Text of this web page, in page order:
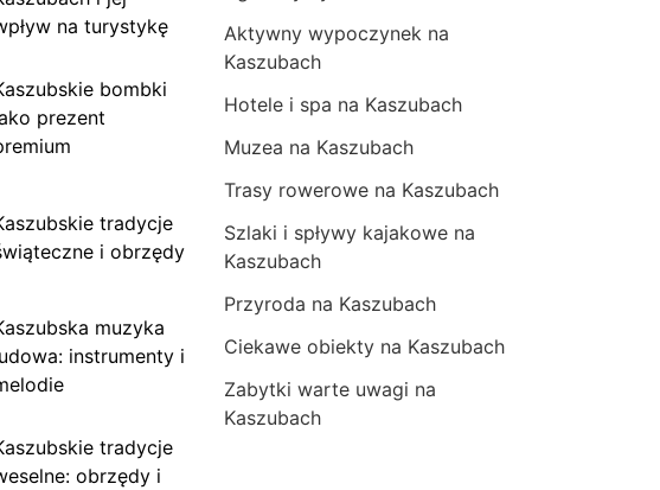
na turystykę
bombki
prezent
tradycje
i obrzędy
muzyka
instrumenty i
tradycje
obrzędy i
Aktywny wypoczynek na
Kaszubach
Hotele i spa na Kaszubach
Muzea na Kaszubach
Trasy rowerowe na Kaszubach
Szlaki i spływy kajakowe na
Kaszubach
Przyroda na Kaszubach
Ciekawe obiekty na Kaszubach
Zabytki warte uwagi na
Kaszubach